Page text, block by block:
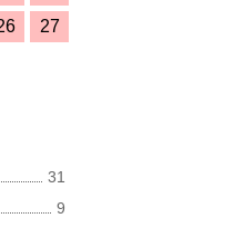
27
31
9